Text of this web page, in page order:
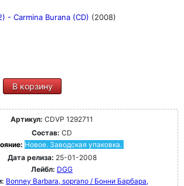
- Carmina Burana (CD) (2008)
В корзину
Артикул: CDVP 1292711
Состав: CD
Новое. Заводская упаковка.
Дата релиза: 25-01-2008
Лейбл: DGG
Bonney Barbara, soprano / Бонни Барбара,